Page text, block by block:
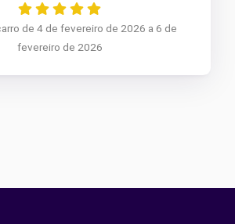
de 4 de fevereiro de 2026 a 6 de
fevereiro de 2026